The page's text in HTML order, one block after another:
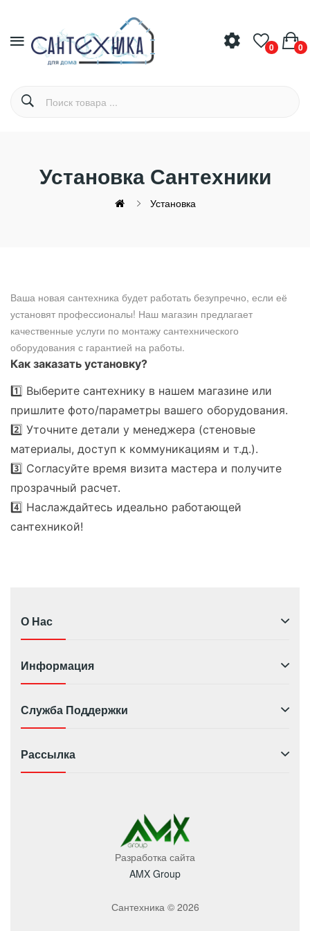
0 0
Установка Сантехники
Установка
Ваша новая сантехника будет работать безупречно, если её
установят профессионалы! Наш магазин предлагает
качественные услуги по монтажу сантехнического
оборудования с гарантией на работы.
Как заказать установку?
1️⃣ Выберите сантехнику в нашем магазине или
пришлите фото/параметры вашего оборудования.
2️⃣ Уточните детали у менеджера (стеновые
материалы, доступ к коммуникациям и т.д.).
3️⃣ Согласуйте время визита мастера и получите
прозрачный расчет.
4️⃣ Наслаждайтесь идеально работающей
сантехникой!
О Нас
Информация
Служба Поддержки
Рассылка
Разработка сайта
AMX Group
Сантехника © 2026